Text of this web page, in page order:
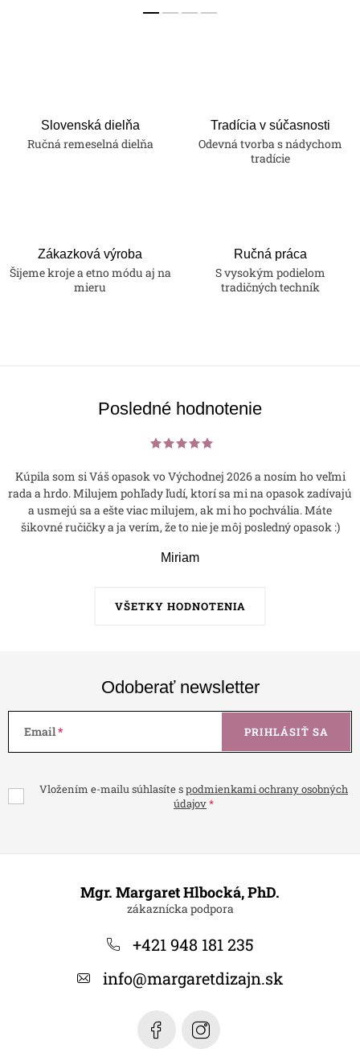
Slovenská dielňa
Ručná remeselná dielňa
Tradícia v súčasnosti
Odevná tvorba s nádychom
tradície
Zákazková výroba
Šijeme kroje a etno módu aj na
mieru
Ručná práca
S vysokým podielom
tradičných techník
Posledné hodnotenie
VŠETKY HODNOTENIA
Kúpila som si Váš opasok vo Východnej 2026 a nosím ho veľmi
rada a hrdo. Milujem pohľady ľudí, ktorí sa mi na opasok zadívajú
a usmejú sa a ešte viac milujem, ak mi ho pochvália. Máte
šikovné ručičky a ja verím, že to nie je môj posledný opasok :)
Miriam
Odoberať newsletter
Email
Vložením e-mailu súhlasíte spodmienkami ochrany osobných
údajov
PRIHLÁSIŤ SA
Mgr. Margaret Hlbocká, PhD.
+421 948 181 235
info@margaretdizajn.sk